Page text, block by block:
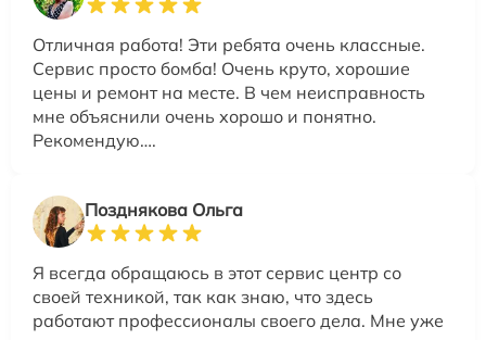
Отличная работа! Эти ребята очень классные.
Сервис просто бомба! Очень круто, хорошие
цены и ремонт на месте. В чем неисправность
мне объяснили очень хорошо и понятно.
Рекомендую….
Позднякова Ольга
Я всегда обращаюсь в этот сервис центр со
своей техникой, так как знаю, что здесь
работают профессионалы своего дела. Мне уже